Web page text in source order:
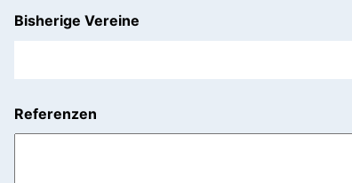
Bisherige Vereine
Referenzen